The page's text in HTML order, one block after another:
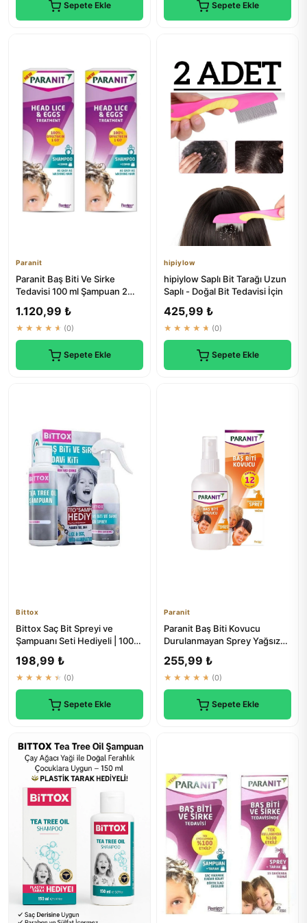
Sepete Ekle Sepete Ekle
Paranit
Paranit Baş Biti Ve Sirke
Tedavisi 100 ml Şampuan 2
1.120,99 ₺
★★★★★ (0)
Sepete Ekle
hipiylow
hipiylow Saplı Bit Tarağı Uzun
Saplı - Doğal Bit Tedavisi İçin
425,99 ₺
★★★★★ (0)
Sepete Ekle
Bittox
Bittox Saç Bit Spreyi ve
Şampuanı Seti Hediyeli | 100
198,99 ₺
★★★★★ (0)
Sepete Ekle
Paranit
Paranit Baş Biti Kovucu
Durulanmayan Sprey Yağsız
255,99 ₺
★★★★★ (0)
Sepete Ekle